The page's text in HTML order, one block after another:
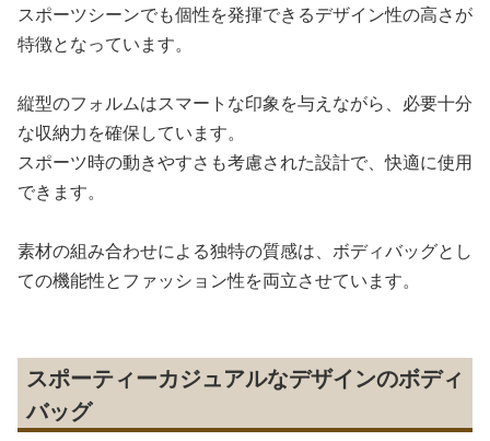
スポーツシーンでも個性を発揮できるデザイン性の高さが
特徴となっています。
縦型のフォルムはスマートな印象を与えながら、必要十分
な収納力を確保しています。
スポーツ時の動きやすさも考慮された設計で、快適に使用
できます。
素材の組み合わせによる独特の質感は、ボディバッグとし
ての機能性とファッション性を両立させています。
スポーティーカジュアルなデザインのボディ
バッグ